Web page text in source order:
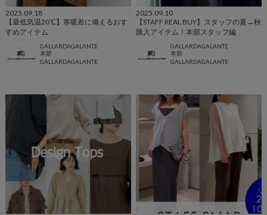
2025.09.18
【最低気温20℃】寒暖差に備えるおす
すめアイテム
GALLARDAGALANTE
本部
GALLARDAGALANTE
2025.09.10
【STAFF REAL BUY】スタッフの夏→秋
購入アイテム！本部スタッフ編
GALLARDAGALANTE
本部
GALLARDAGALANTE